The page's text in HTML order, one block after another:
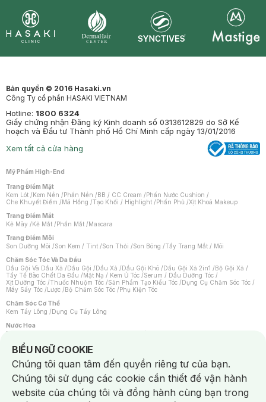
Bản quyền © 2016 Hasaki.vn
Công Ty cổ phần HASAKI VIETNAM
Hotline: 1800 6324
Giấy chứng nhận Đăng ký Kinh doanh số 0313612829 do Sở Kế
hoạch và Đầu tư Thành phố Hồ Chí Minh cấp ngày 13/01/2016
Xem tất cả cửa hàng
Mỹ Phẩm High-End
Trang Điểm Mặt
Kem Lót /Kem Nền /Phấn Nền /BB / CC Cream /Phấn Nước Cushion /
Che Khuyết Điểm /Má Hồng /Tạo Khối / Highlight /Phấn Phủ /Xịt Khoá Makeup
Trang Điểm Mắt
Kẻ Mày /Kẻ Mắt /Phấn Mắt /Mascara
Trang Điểm Môi
Son Dưỡng Môi /Son Kem / Tint /Son Thỏi /Son Bóng /Tẩy Trang Mắt / Môi
Chăm Sóc Tóc Và Da Đầu
Dầu Gội Và Dầu Xả /Dầu Gội /Dầu Xả /Dầu Gội Khô /Dầu Gội Xả 2in1 /Bộ Gội Xả /
Tẩy Tế Bào Chết Da Đầu /Mặt Nạ / Kem Ủ Tóc /Serum / Dầu Dưỡng Tóc /
Xịt Dưỡng Tóc /Thuốc Nhuộm Tóc /Sản Phẩm Tạo Kiểu Tóc /Dụng Cụ Chăm Sóc Tóc /
Máy Sấy Tóc /Lược /Bộ Chăm Sóc Tóc /Phụ Kiện Tóc
Chăm Sóc Cơ Thể
Kem Tẩy Lông /Dụng Cụ Tẩy Lông
Nước Hoa
Nước Hoa Nữ
Chăm Sóc Cá Nhân
Chống Muỗi /Khẩu Trang /Máy Massage/Mặt Nạ Xông Hơi /Nước Rửa Tay/
Sản Phẩm Chăm Sóc Khác /Bàn Chải Đánh Răng /Bàn Chải Điện/
Hỗ Trợ Trắng Răng/Kem Đánh Răng /Máy Tăm Nước/ Nước Súc Miệng/
Tăm / Chỉ Nha Khoa/ Xịt Thơm Miệng / Dung Dịch Vệ Sinh/Dưỡng Vùng Kín/
Khăn Ướt Vệ Sinh Vùng Kín/Băng Vệ Sinh/Tampon/Bọt Cạo Râu /Dao Cạo Râu/
Máy Cạo Râu
BIỂU NGỮ COOKIE
Notice about cookies usage
Chúng tôi quan tâm đến quyền riêng tư của bạn.
Chúng tôi sử dụng các cookie cần thiết để vận hành
website của chúng tôi và đồng hành cùng bạn trong